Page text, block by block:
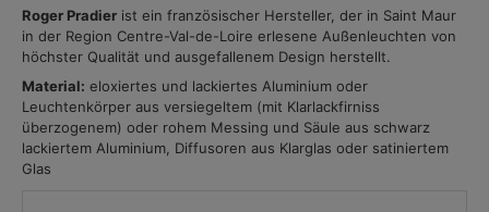
Roger Pradier ist ein französischer Hersteller, der in Saint Maur
in der Region Centre-Val-de-Loire erlesene Außenleuchten von
höchster Qualität und ausgefallenem Design herstellt.
Material: eloxiertes und lackiertes Aluminium oder
Leuchtenkörper aus versiegeltem (mit Klarlackfirniss
überzogenem) oder rohem Messing und Säule aus schwarz
lackiertem Aluminium, Diffusoren aus Klarglas oder satiniertem
Glas